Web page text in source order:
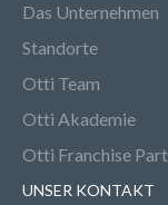
Das Unternehmen
Standorte
Otti Team
Otti Akademie
Otti Franchise
UNSER KONTAKT